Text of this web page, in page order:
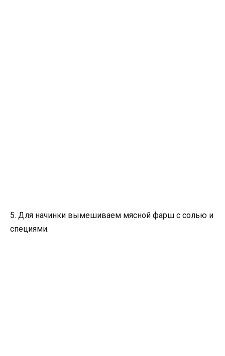
5. Для начинки вымешиваем мясной фарш с солью и
специями.